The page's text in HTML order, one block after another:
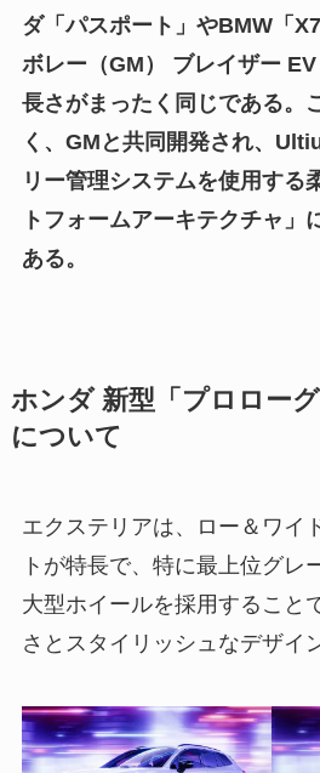
ダ「パスポート」やBMW「X7
ボレー（GM） ブレイザー
長さがまったく同じである。
く、GMと共同開発され、
リー管理システムを使用する
トフォームアーキテクチャ」
ある。
ホンダ 新型「プロロー
について
エクステリアは、ロー＆ワイ
トが特長で、特に最上位グレ
大型ホイールを採用すること
さとスタイリッシュなデザイ